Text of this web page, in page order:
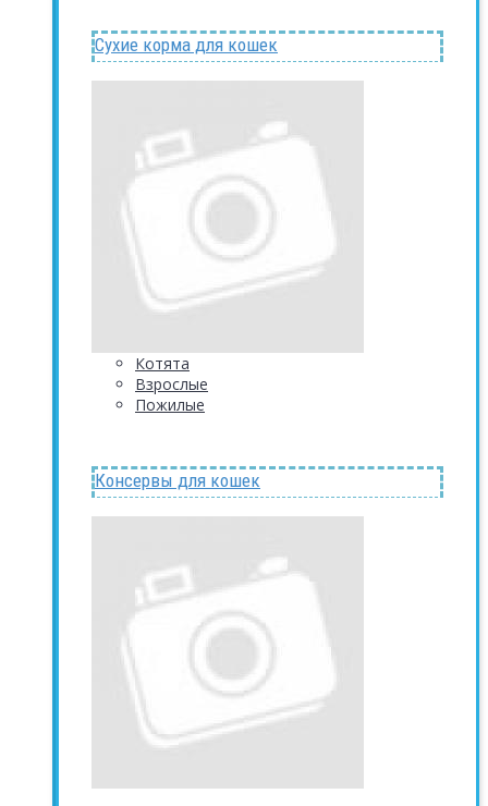
Сухие корма для кошек
Котята
Взрослые
Пожилые
Консервы для кошек